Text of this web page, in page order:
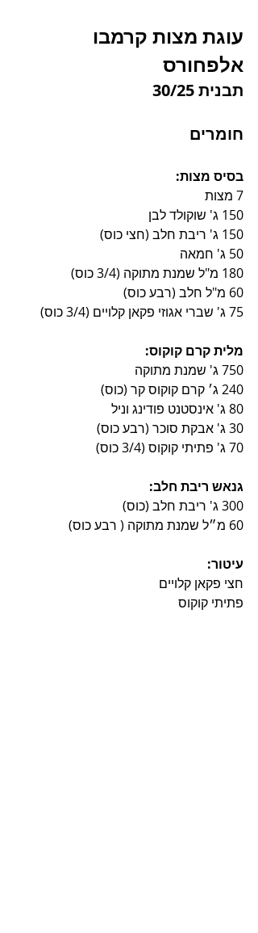
עוגת מצות קרמבו
אלפחורס
תבנית 30/25
חומרים
בסיס מצות:
7 מצות
150 ג' שוקולד לבן
150 ג' ריבת חלב (חצי כוס)
50 ג' חמאה
180 מ"ל שמנת מתוקה (3/4 כוס)
60 מ"ל חלב (רבע כוס)
75 ג' שברי אגוזי פקאן קלויים (3/4 כוס)
מלית קרם קוקוס:
750 ג' שמנת מתוקה
240 ג׳ קרם קוקוס קר (כוס)
80 ג' אינסטנט פודינג וניל
30 ג' אבקת סוכר (רבע כוס)
70 ג' פתיתי קוקוס (3/4 כוס)
גנאש ריבת חלב:
300 ג' ריבת חלב (כוס)
60 מ״ל שמנת מתוקה ( רבע כוס)
עיטור:
חצי פקאן קלויים
פתיתי קוקוס